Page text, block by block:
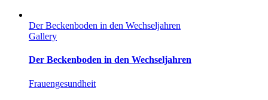
Der Beckenboden in den Wechseljahren
Gallery
Der Beckenboden in den Wechseljahren
Frauengesundheit